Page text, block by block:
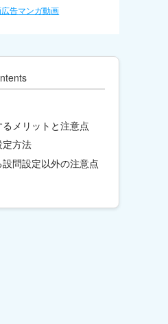
告マンガ動画
メリットと注意点
定方法
問設定以外の注意点